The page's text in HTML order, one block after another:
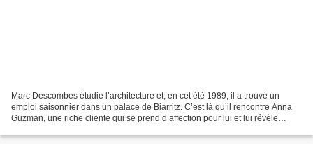
Marc Descombes étudie l’architecture et, en cet été 1989, il a trouvé un
emploi saisonnier dans un palace de Biarritz. C’est là qu’il rencontre Anna
Guzman, une riche cliente qui se prend d’affection pour lui et lui révèle